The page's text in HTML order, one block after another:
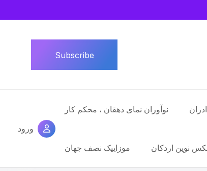
Subscribe
نوآوران نمای دهقان ، محکم کار
نوین اردکان موزاییک نصف جهان
ورود